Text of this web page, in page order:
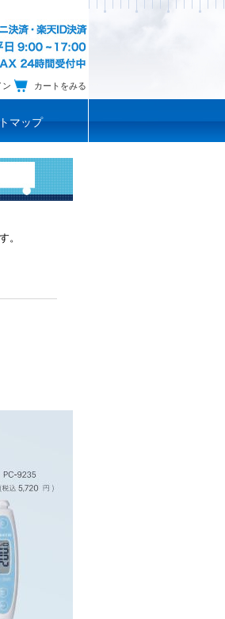
ン カートをみる
マップ
。